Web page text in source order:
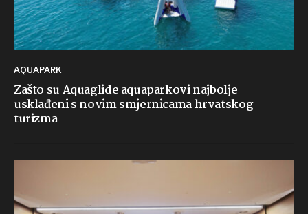
AQUAPARK
Zašto su Aquaglide aquaparkovi najbolje
usklađeni s novim smjernicama hrvatskog
turizma